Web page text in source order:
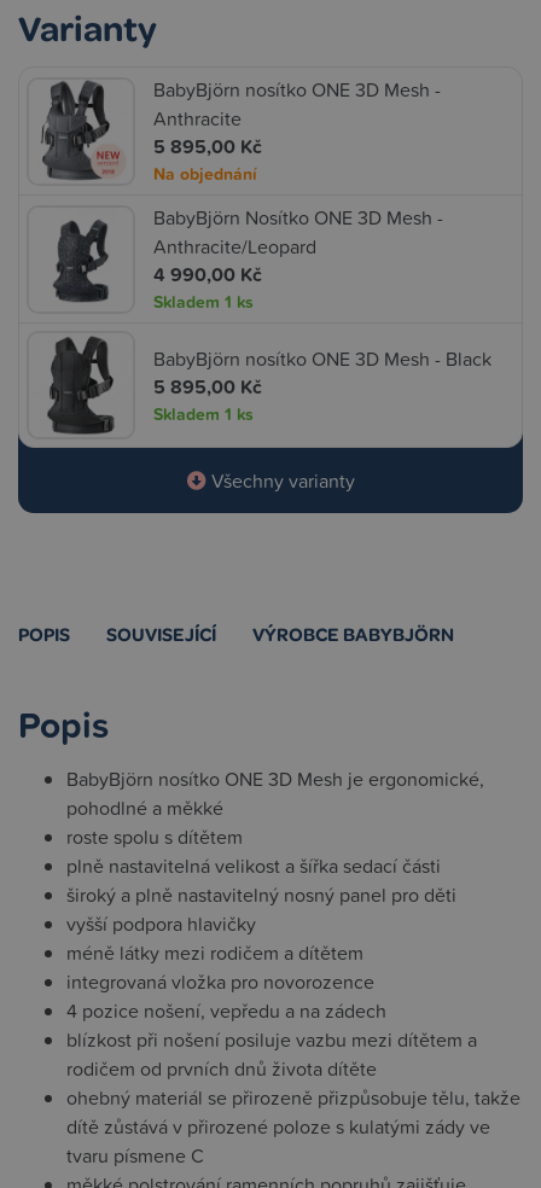
Varianty
BabyBjörn nosítko ONE 3D Mesh -
Anthracite
5 895,00 Kč
Na objednání
BabyBjörn Nosítko ONE 3D Mesh -
Anthracite/Leopard
4 990,00 Kč
Skladem 1 ks
BabyBjörn nosítko ONE 3D Mesh - Black
5 895,00 Kč
Skladem 1 ks
Všechny varianty
POPIS SOUVISEJÍCÍ VÝROBCE BABYBJÖRN
Popis
BabyBjörn nosítko ONE 3D Mesh je ergonomické,
pohodlné a měkké
roste spolu s dítětem
plně nastavitelná velikost a šířka sedací části
široký a plně nastavitelný nosný panel pro děti
vyšší podpora hlavičky
méně látky mezi rodičem a dítětem
integrovaná vložka pro novorozence
4 pozice nošení, vepředu a na zádech
blízkost při nošení posiluje vazbu mezi dítětem a
rodičem od prvních dnů života dítěte
ohebný materiál se přirozeně přizpůsobuje tělu, takže
dítě zůstává v přirozené poloze s kulatými zády ve
tvaru písmene C